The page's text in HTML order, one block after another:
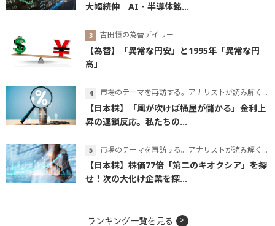
大幅続伸 AI・半導体銘...
吉田恒の為替デイリー
【為替】「異常な円安」と1995年「異常な円
高」
市場のテーマを再訪する。アナリストが読み解くテーマの本質
【日本株】「風が吹けば桶屋が儲かる」金利上
昇の連鎖反応。私たちの...
市場のテーマを再訪する。アナリストが読み解くテーマの本質
【日本株】株価77倍「第二のキオクシア」を探
せ！次の大化け企業を探...
ランキング一覧を見る